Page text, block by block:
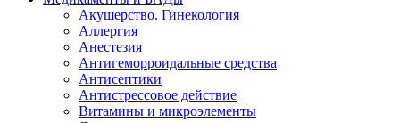
Акушерство. Гинекология
Аллергия
Анестезия
Антигеморроидальные средства
Антисептики
Антистрессовое действие
Витамины и микроэлементы